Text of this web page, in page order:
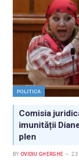
POLITICA
Comisia
imunității
plen
BY OVIDIU GHERGHE 23